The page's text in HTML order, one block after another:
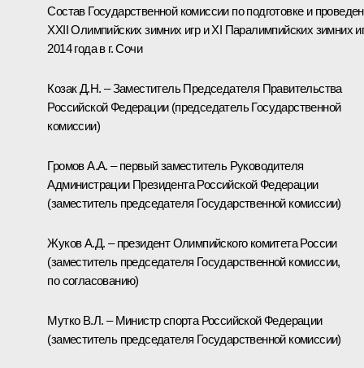
Состав Государственной комиссии по подготовке и
XXII Олимпийских зимних игр и XI Паралимпийских зимних
2014 года в г. Сочи
Козак Д.Н. – Заместитель Председателя Правительства
Российской Федерации (председатель Государственной
комиссии)
Громов А.А. – первый заместитель Руководителя
Администрации Президента Российской Федерации
(заместитель председателя Государственной комиссии)
Жуков А.Д. – президент Олимпийского комитета России
(заместитель председателя Государственной комиссии,
по согласованию)
Мутко В.Л. – Министр спорта Российской Федерации
(заместитель председателя Государственной комиссии)